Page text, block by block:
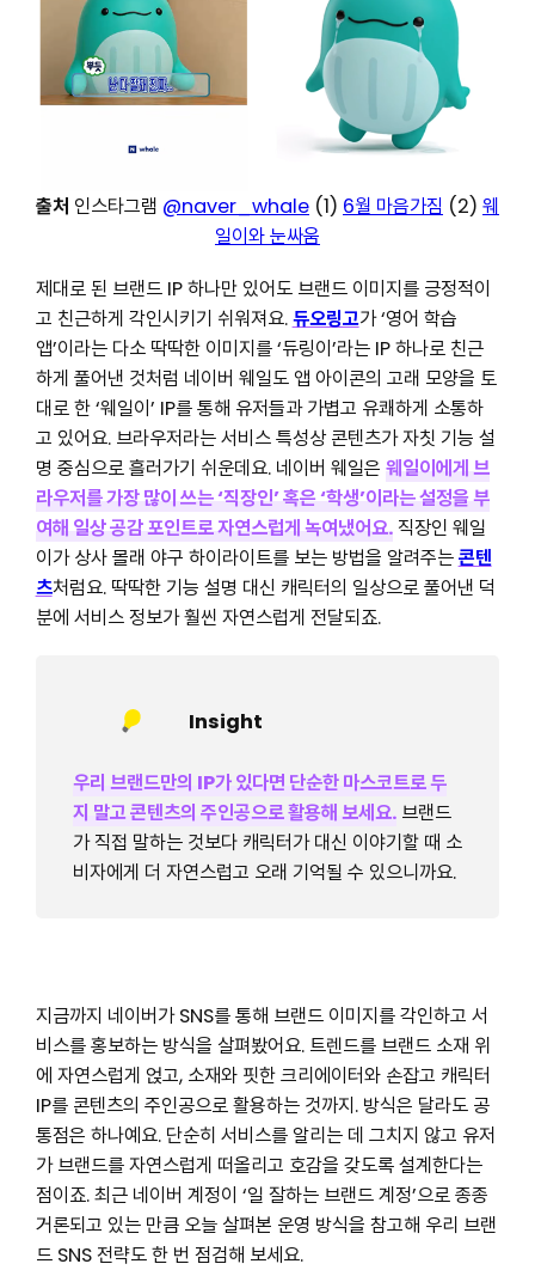
출처 인스타그램 @naver_whale (1) 6월 마음가짐 (2) 웨
일이와 눈싸움
제대로 된 브랜드 IP 하나만 있어도 브랜드 이미지를 긍정적이
고 친근하게 각인시키기 쉬워져요.듀오링고가 ‘영어 학습
앱’이라는 다소 딱딱한 이미지를 ‘듀링이’라는 IP 하나로 친근
하게 풀어낸 것처럼 네이버 웨일도 앱 아이콘의 고래 모양을 토
대로 한 ‘웨일이’ IP를 통해 유저들과 가볍고 유쾌하게 소통하
고 있어요. 브라우저라는 서비스 특성상 콘텐츠가 자칫 기능 설
명 중심으로 흘러가기 쉬운데요. 네이버 웨일은 웨일이에게 브
라우저를 가장 많이 쓰는 ‘직장인’ 혹은 ‘학생’이라는 설정을 부
여해 일상 공감 포인트로 자연스럽게 녹여냈어요.직장인 웨일
이가 상사 몰래 야구 하이라이트를 보는 방법을 알려주는콘텐
츠처럼요. 딱딱한 기능 설명 대신 캐릭터의 일상으로 풀어낸 덕
분에 서비스 정보가 훨씬 자연스럽게 전달되죠.
Insight
우리 브랜드만의 IP가 있다면 단순한 마스코트로 두
지 말고 콘텐츠의 주인공으로 활용해 보세요.브랜드
가 직접 말하는 것보다 캐릭터가 대신 이야기할 때 소
비자에게 더 자연스럽고 오래 기억될 수 있으니까요.
지금까지 네이버가 SNS를 통해 브랜드 이미지를 각인하고 서
비스를 홍보하는 방식을 살펴봤어요. 트렌드를 브랜드 소재 위
에 자연스럽게 얹고, 소재와 핏한 크리에이터와 손잡고 캐릭터
IP를 콘텐츠의 주인공으로 활용하는 것까지. 방식은 달라도 공
통점은 하나예요. 단순히 서비스를 알리는 데 그치지 않고 유저
가 브랜드를 자연스럽게 떠올리고 호감을 갖도록 설계한다는
점이죠. 최근 네이버 계정이 ‘일 잘하는 브랜드 계정’으로 종종
거론되고 있는 만큼 오늘 살펴본 운영 방식을 참고해 우리 브랜
드 SNS 전략도 한 번 점검해 보세요.